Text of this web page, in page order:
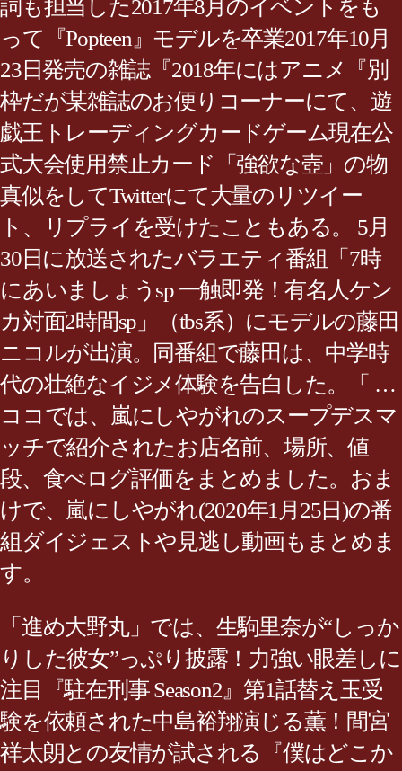
詞も担当した2017年8月のイベントをも
って『Popteen』モデルを卒業2017年10月
23日発売の雑誌『2018年にはアニメ『別
枠だが某雑誌のお便りコーナーにて、遊
戯王トレーディングカードゲーム現在公
式大会使用禁止カード「強欲な壺」の物
真似をしてTwitterにて大量のリツイー
ト、リプライを受けたこともある。 5月
30日に放送されたバラエティ番組「7時
にあいましょうsp 一触即発！有名人ケン
カ対面2時間sp」（tbs系）にモデルの藤田
ニコルが出演。同番組で藤田は、中学時
代の壮絶なイジメ体験を告白した。「 …
ココでは、嵐にしやがれのスープデスマ
ッチで紹介されたお店名前、場所、値
段、食べログ評価をまとめました。おま
けで、嵐にしやがれ(2020年1月25日)の番
組ダイジェストや見逃し動画もまとめま
す。
「進め大野丸」では、生駒里奈が“しっか
りした彼女”っぷり披露！力強い眼差しに
注目『駐在刑事 Season2』第1話替え玉受
験を依頼された中島裕翔演じる薫！間宮
祥太朗との友情が試される『僕はどこか